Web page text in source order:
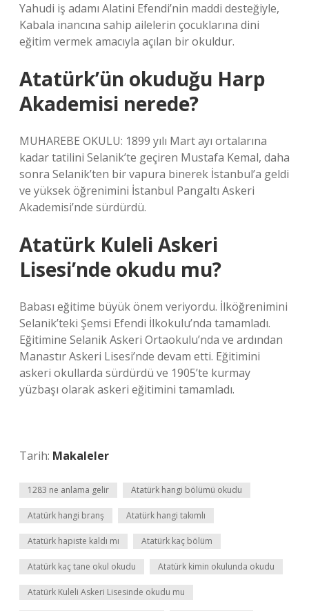
Yahudi iş adamı Alatini Efendi’nin maddi desteğiyle,
Kabala inancına sahip ailelerin çocuklarına dini
eğitim vermek amacıyla açılan bir okuldur.
Atatürk’ün okuduğu Harp
Akademisi nerede?
MUHAREBE OKULU: 1899 yılı Mart ayı ortalarına
kadar tatilini Selanik’te geçiren Mustafa Kemal, daha
sonra Selanik’ten bir vapura binerek İstanbul’a geldi
ve yüksek öğrenimini İstanbul Pangaltı Askeri
Akademisi’nde sürdürdü.
Atatürk Kuleli Askeri
Lisesi’nde okudu mu?
Babası eğitime büyük önem veriyordu. İlköğrenimini
Selanik’teki Şemsi Efendi İlkokulu’nda tamamladı.
Eğitimine Selanik Askeri Ortaokulu’nda ve ardından
Manastır Askeri Lisesi’nde devam etti. Eğitimini
askeri okullarda sürdürdü ve 1905’te kurmay
yüzbaşı olarak askeri eğitimini tamamladı.
Tarih: Makaleler
1283 ne anlama gelir Atatürk hangi bölümü okudu
Atatürk hangi branş Atatürk hangi takımlı
Atatürk hapiste kaldı mı Atatürk kaç bölüm
Atatürk kaç tane okul okudu Atatürk kimin okulunda okudu
Atatürk Kuleli Askeri Lisesinde okudu mu